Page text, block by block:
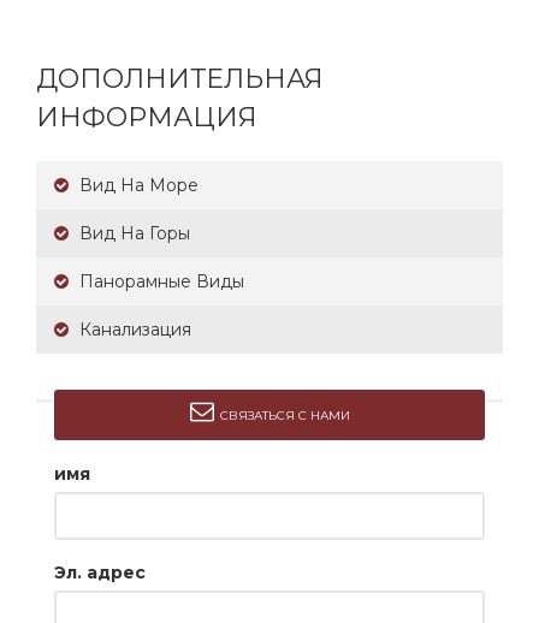
ДОПОЛНИТЕЛЬНАЯ
ИНФОРМАЦИЯ
Вид На Море
Вид На Горы
Панорамные Виды
Канализация
СВЯЗАТЬСЯ С НАМИ
имя
Эл. адрес